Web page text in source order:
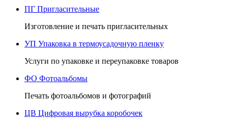
ПГ Пригласительные
Изготовление и печать пригласительных
УП Упаковка в термоусадочную пленку
Услуги по упаковке и переупаковке товаров
ФО Фотоальбомы
Печать фотоальбомов и фотографий
ЦВ Цифровая вырубка коробочек